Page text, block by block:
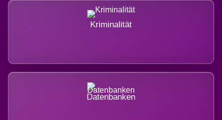
Kriminalität
Datenbanken